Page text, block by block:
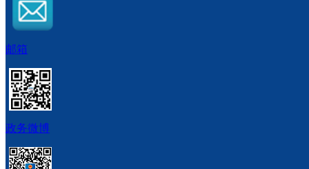
邮箱
政务微博